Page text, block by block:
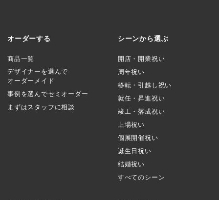
オーダーする
商品一覧
デザイナーを選んで
オーダーメイド
事例を選んでセミオーダー
まずはスタッフに相談
シーンから選ぶ
開店・開業祝い
周年祝い
移転・引越し祝い
就任・昇進祝い
竣工・落成祝い
上場祝い
個展開催祝い
誕生日祝い
結婚祝い
すべてのシーン